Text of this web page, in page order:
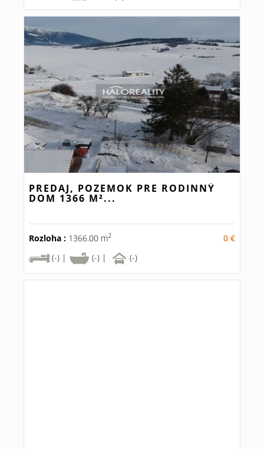
PREDAJ, POZEMOK PRE RODINNÝ
DOM 1366 M²...
Rozloha : 1366.00 m2
0 €
(-) |
(-) | (-)